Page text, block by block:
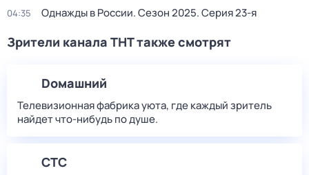
04:35 Однажды в России. Сезон 2025. Серия 23-я
Зрители канала ТНТ также смотрят
Dомашний
Телевизионная фабрика уюта, где каждый зритель
найдет что‑нибудь по душе.
СТС